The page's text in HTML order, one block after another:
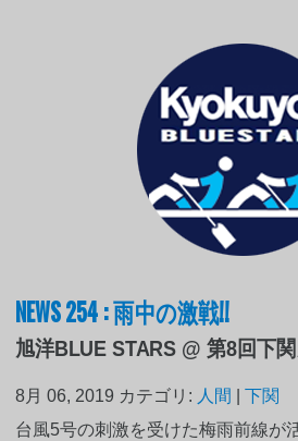
NEWS 254 : 雨中の激戦!!
旭洋BLUE STARS @ 第8回下
8月 06, 2019 カテゴリ: 人間 |下関
台風5号の刺激を受けた梅雨前線が